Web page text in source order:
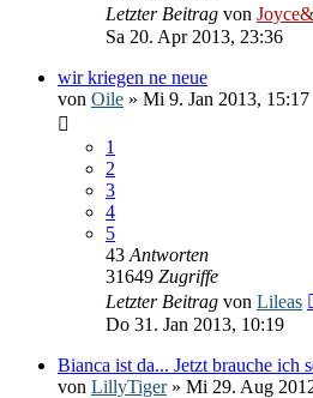
Letzter Beitrag von
Sa 20. Apr 2013, 23:36
wir kriegen ne neue
von Oile » Mi 9. Jan 2013, 15:17
1
2
3
4
5
43 Antworten
31649 Zugriffe
Letzter Beitrag von Lileas
Do 31. Jan 2013, 10:19
Bianca ist da... Jetzt brauche ich
von LillyTiger» Mi 29. Aug